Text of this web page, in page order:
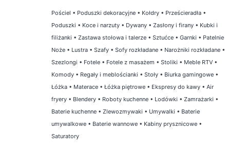
Pościel • Poduszki dekoracyjne • Kołdry • Prześcieradła •
Poduszki • Koce i narzuty • Dywany • Zasłony i firany • Kubki i
filiżanki • Zastawa stołowa i talerze • Sztućce • Garnki • Patelnie
Noże • Lustra • Szafy • Sofy rozkładane • Narożniki rozkładane •
Szezlongi • Fotele • Fotele z masażem • Stoliki • Meble RTV •
Komody • Regały i meblościanki • Stoły • Biurka gamingowe •
Łóżka • Materace • Łóżka piętrowe • Ekspresy do kawy • Air
fryery • Blendery • Roboty kuchenne • Lodówki • Zamrażarki •
Baterie kuchenne • Zlewozmywaki • Umywalki • Baterie
umywalkowe • Baterie wannowe • Kabiny prysznicowe •
Saturatory